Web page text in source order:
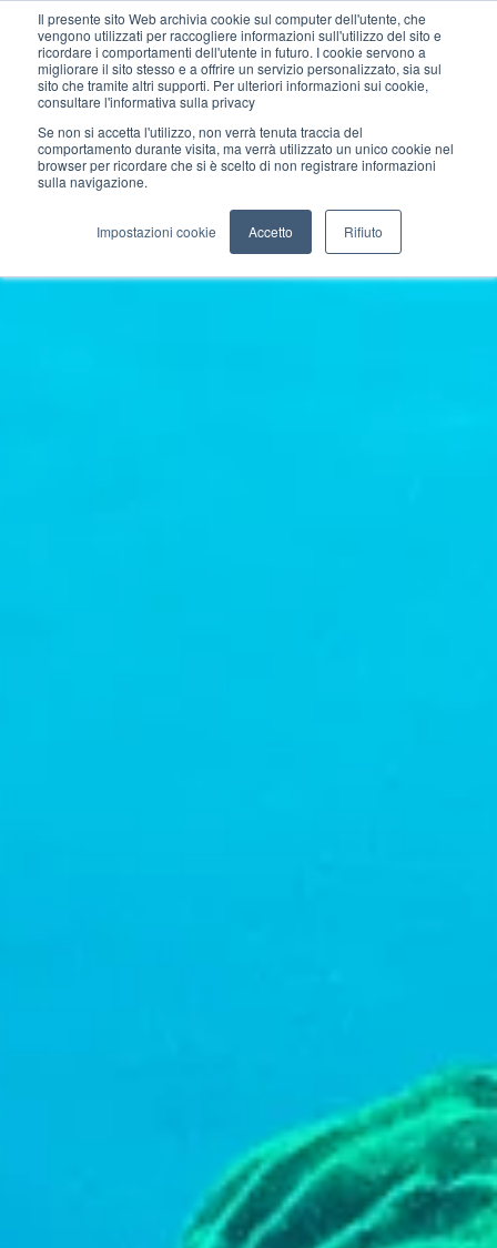
Il presente sito Web archivia cookie sul computer dell'utente, che
vengono utilizzati per raccogliere informazioni sull'utilizzo del sito e
ricordare i comportamenti dell'utente in futuro. I cookie servono a
migliorare il sito stesso e a offrire un servizio personalizzato, sia sul
sito che tramite altri supporti. Per ulteriori informazioni sui cookie,
consultare l'informativa sulla privacy
Se non si accetta l'utilizzo, non verrà tenuta traccia del
comportamento durante visita, ma verrà utilizzato un unico cookie nel
browser per ricordare che si è scelto di non registrare informazioni
sulla navigazione.
Impostazioni cookie Accetto Rifiuto